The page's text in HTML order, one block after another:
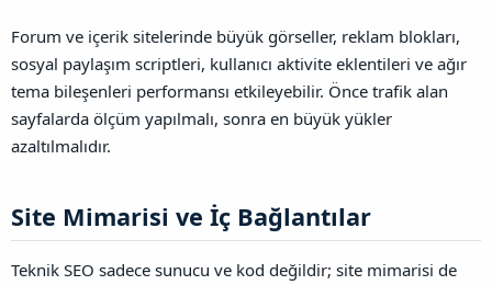
Forum ve içerik sitelerinde büyük görseller, reklam blokları,
sosyal paylaşım scriptleri, kullanıcı aktivite eklentileri ve ağır
tema bileşenleri performansı etkileyebilir. Önce trafik alan
sayfalarda ölçüm yapılmalı, sonra en büyük yükler
azaltılmalıdır.
Site Mimarisi ve İç Bağlantılar​
Teknik SEO sadece sunucu ve kod değildir; site mimarisi de